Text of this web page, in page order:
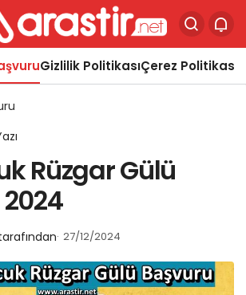
Gizlilik PolitikasıÇerez Politikası
Rüzgar Gülü
27/12/2024